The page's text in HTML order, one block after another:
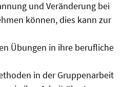
und Veränderung bei
können, dies kann zur
Übungen in ihre berufliche
in der Gruppenarbeit